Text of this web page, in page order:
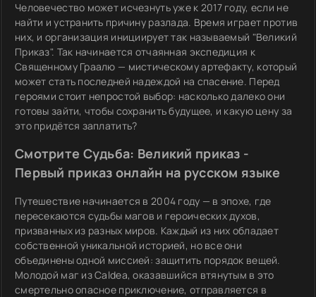
Человечество может исчезнуть уже к 2017 году, если не
найти и устранить причину разлада. Время играет против
них, и организация инициирует так называемый "Великий
Приказ". Так начинается отчаянная экспедиция к
Священному Граалю — мистическому артефакту, который
может стать последней надеждой на спасение. Перед
героями стоит непростой выбор: насколько далеко они
готовы зайти, чтобы сохранить будущее, и какую цену за
это придётся заплатить?
Смотрите Судьба: Великий приказ -
Первый приказ онлайн на русском языке
Путешествие начинается в 2004 году — в эпохе, где
пересекаются судьбы магов и героических духов,
призванных из разных миров. Каждый из них обладает
собственной уникальной историей, но все они
объединены одной миссией: защитить порядок вещей.
Молодой маг из Caldea, оказавшийся втянутым в это
смертельно опасное приключение, отправляется в